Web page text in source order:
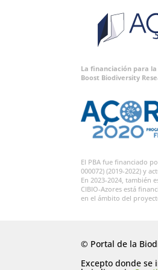
La financiación para
Boost Biodiversity
El PBA fue financiado
000072) (2019-2022) y
En 2023-2024, también
CIBIO-Azores está
en el ámbito del
© Portal de la
Excepto donde